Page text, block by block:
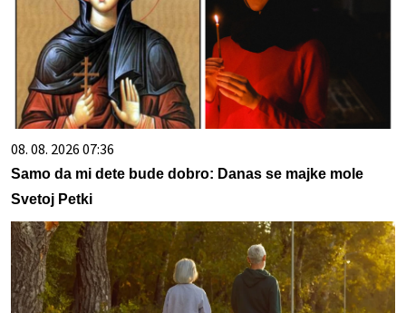
08. 08. 2026 07:36
Samo da mi dete bude dobro: Danas se majke mole
Svetoj Petki